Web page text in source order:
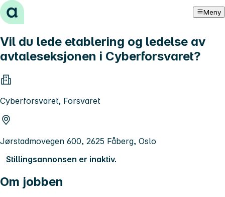
Hopp til innhold Meny
Vil du lede etablering og ledelse av
avtaleseksjonen i Cyberforsvaret?
Cyberforsvaret, Forsvaret
Jørstadmovegen 600, 2625 Fåberg, Oslo
Stillingsannonsen er inaktiv.
Om jobben